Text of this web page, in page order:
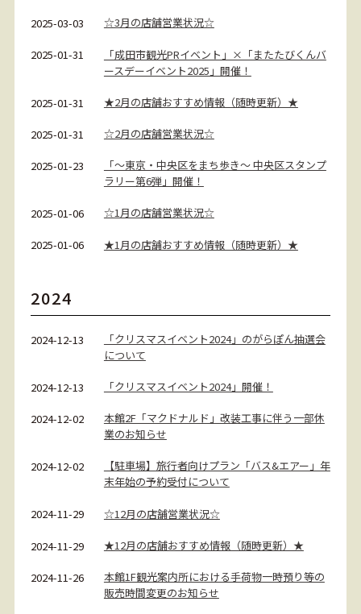
2025-03-03 ☆3月の店舗営業状況☆
2025-01-31
「成田市観光PRイベント」×「またたびくんバ
ースデーイベント2025」開催！
2025-01-31 ★2月の店舗おすすめ情報（随時更新）★
2025-01-31 ☆2月の店舗営業状況☆
2025-01-23
「～東京・中央区をまち歩き～ 中央区スタンプ
ラリー第6弾」開催！
2025-01-06 ☆1月の店舗営業状況☆
2025-01-06 ★1月の店舗おすすめ情報（随時更新）★
2024
2024-12-13
「クリスマスイベント2024」のがらぽん抽選会
について
2024-12-13 「クリスマスイベント2024」開催！
2024-12-02
本館2F「マクドナルド」改装工事に伴う一部休
業のお知らせ
2024-12-02
【駐車場】旅行者向けプラン「バス&エアー」年
末年始の予約受付について
2024-11-29 ☆12月の店舗営業状況☆
2024-11-29 ★12月の店舗おすすめ情報（随時更新）★
2024-11-26
本館1F観光案内所における手荷物一時預り等の
販売時間変更のお知らせ